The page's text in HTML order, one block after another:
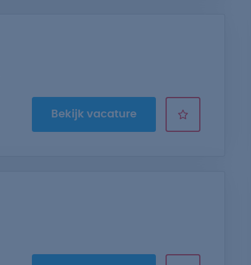
Bekijk vacature